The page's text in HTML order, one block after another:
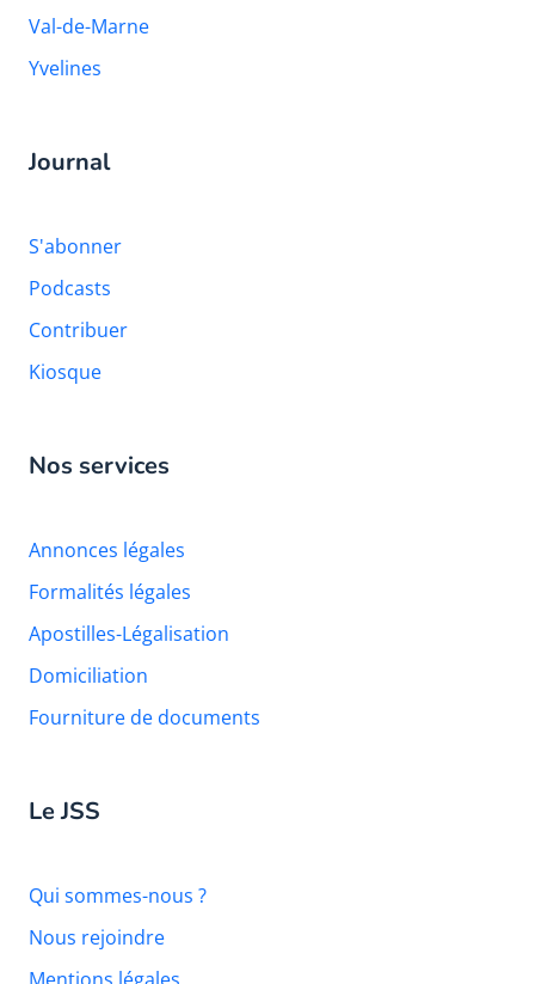
Val-de-Marne
Yvelines
Journal
S'abonner
Podcasts
Contribuer
Kiosque
Nos services
Annonces légales
Formalités légales
Apostilles-Légalisation
Domiciliation
Fourniture de documents
Le JSS
Qui sommes-nous ?
Nous rejoindre